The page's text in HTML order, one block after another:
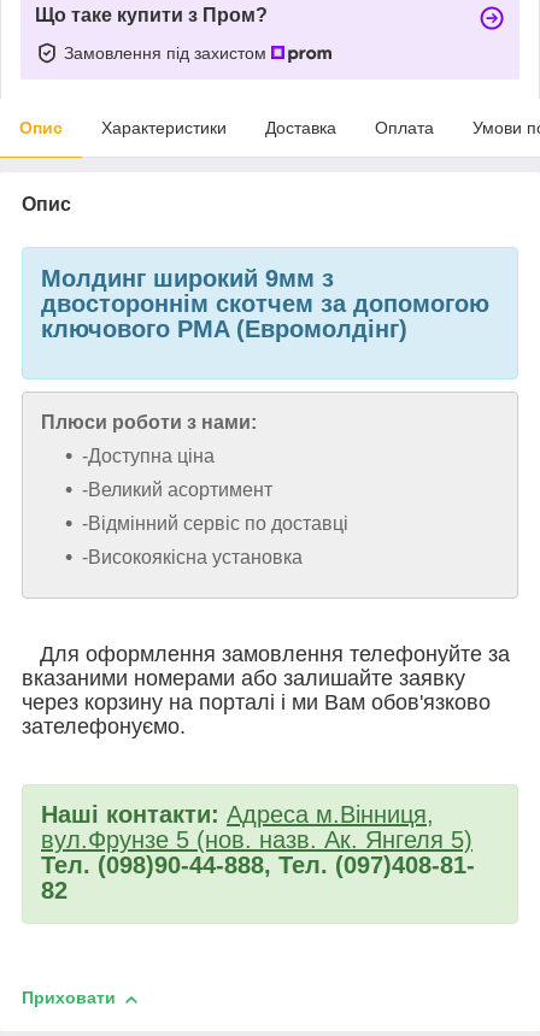
Що таке купити з Пром?
Замовлення під захистом
Опис Характеристики Доставка Оплата Умови
Опис
Молдинг широкий 9мм з
двостороннім скотчем за допомогою
ключового PMA (Евромолдінг)
Плюси роботи з нами:
-Доступна ціна
-Великий асортимент
-Відмінний сервіс по доставці
-Високоякісна установка
Для оформлення замовлення телефонуйте за
вказаними номерами або залишайте заявку
через корзину на порталі і ми Вам обов'язково
зателефонуємо.
Наші контакти: Адреса м.Вінниця,
вул.Фрунзе 5 (нов. назв. Ак. Янгеля 5)
Тел. (098)90-44-888, Тел. (097)408-81-
82
Приховати